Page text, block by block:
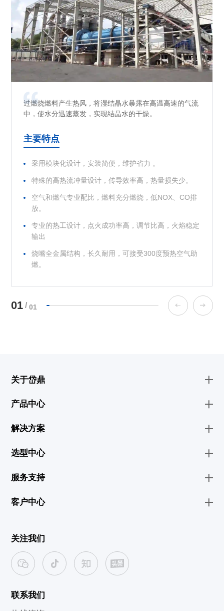
过燃烧燃料产生热风，将湿结晶水暴露在高温高速的气流
中，使水分迅速蒸发，实现结晶水的干燥。
主要特点
采用模块化设计，安装简便，维护省力 。
特殊的高热流冲量设计，传导效率高，热量损失少。
空气和燃气专业配比，燃料充分燃烧，低NOX、CO排
放。
专业的热工设计，点火成功率高，调节比高，火焰稳定
输出
烧嘴全金属结构，长久耐用，可接受300度预热空气助
燃。
过燃烧燃料产生热风，将湿结晶水暴露在高温高速的气流
中，使水分迅速蒸发，实现结晶水的干燥。
主要特点
采用模块化设计，安装简便，维护省力 。
特殊的高热流冲量设计，传导效率高，热量损失少。
空气和燃气专业配比，燃料充分燃烧，低NOX、CO排
放。
专业的热工设计，点火成功率高，调节比高，火焰稳定
输出
烧嘴全金属结构，长久耐用，可接受300度预热空气助
燃。
过燃烧燃料产生热风，将湿结晶水暴露在高温高速的气流
中，使水分迅速蒸发，实现结晶水的干燥。
主要特点
采用模块化设计，安装简便，维护省力 。
特殊的高热流冲量设计，传导效率高，热量损失少。
空气和燃气专业配比，燃料充分燃烧，低NOX、CO排
放。
专业的热工设计，点火成功率高，调节比高，火焰稳定
输出
烧嘴全金属结构，长久耐用，可接受300度预热空气助
燃。
01 / 01
关于岱鼎
产品中心
解决方案
选型中心
服务支持
客户中心
关注我们
联系我们